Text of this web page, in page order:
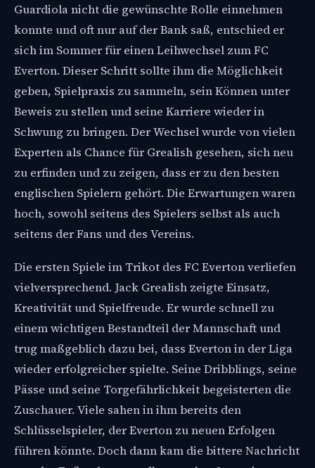
Guardiola nicht die gewünschte Rolle einnehmen
konnte und oft nur auf der Bank saß, entschied er
sich im Sommer für einen Leihwechsel zum FC
Everton. Dieser Schritt sollte ihm die Möglichkeit
geben, Spielpraxis zu sammeln, sein Können unter
Beweis zu stellen und seine Karriere wieder in
Schwung zu bringen. Der Wechsel wurde von vielen
Experten als Chance für Grealish gesehen, sich neu
zu erfinden und zu zeigen, dass er zu den besten
englischen Spielern gehört. Die Erwartungen waren
hoch, sowohl seitens des Spielers selbst als auch
seitens der Fans und des Vereins.
Die ersten Spiele im Trikot des FC Everton verliefen
vielversprechend. Jack Grealish zeigte Einsatz,
Kreativität und Spielfreude. Er wurde schnell zu
einem wichtigen Bestandteil der Mannschaft und
trug maßgeblich dazu bei, dass Everton in der Liga
wieder erfolgreicher spielte. Seine Dribblings, seine
Pässe und seine Torgefährlichkeit begeisterten die
Zuschauer. Viele sahen in ihm bereits den
Schlüsselspieler, der Everton zu neuen Erfolgen
führen könnte. Doch dann kam die bittere Nachricht